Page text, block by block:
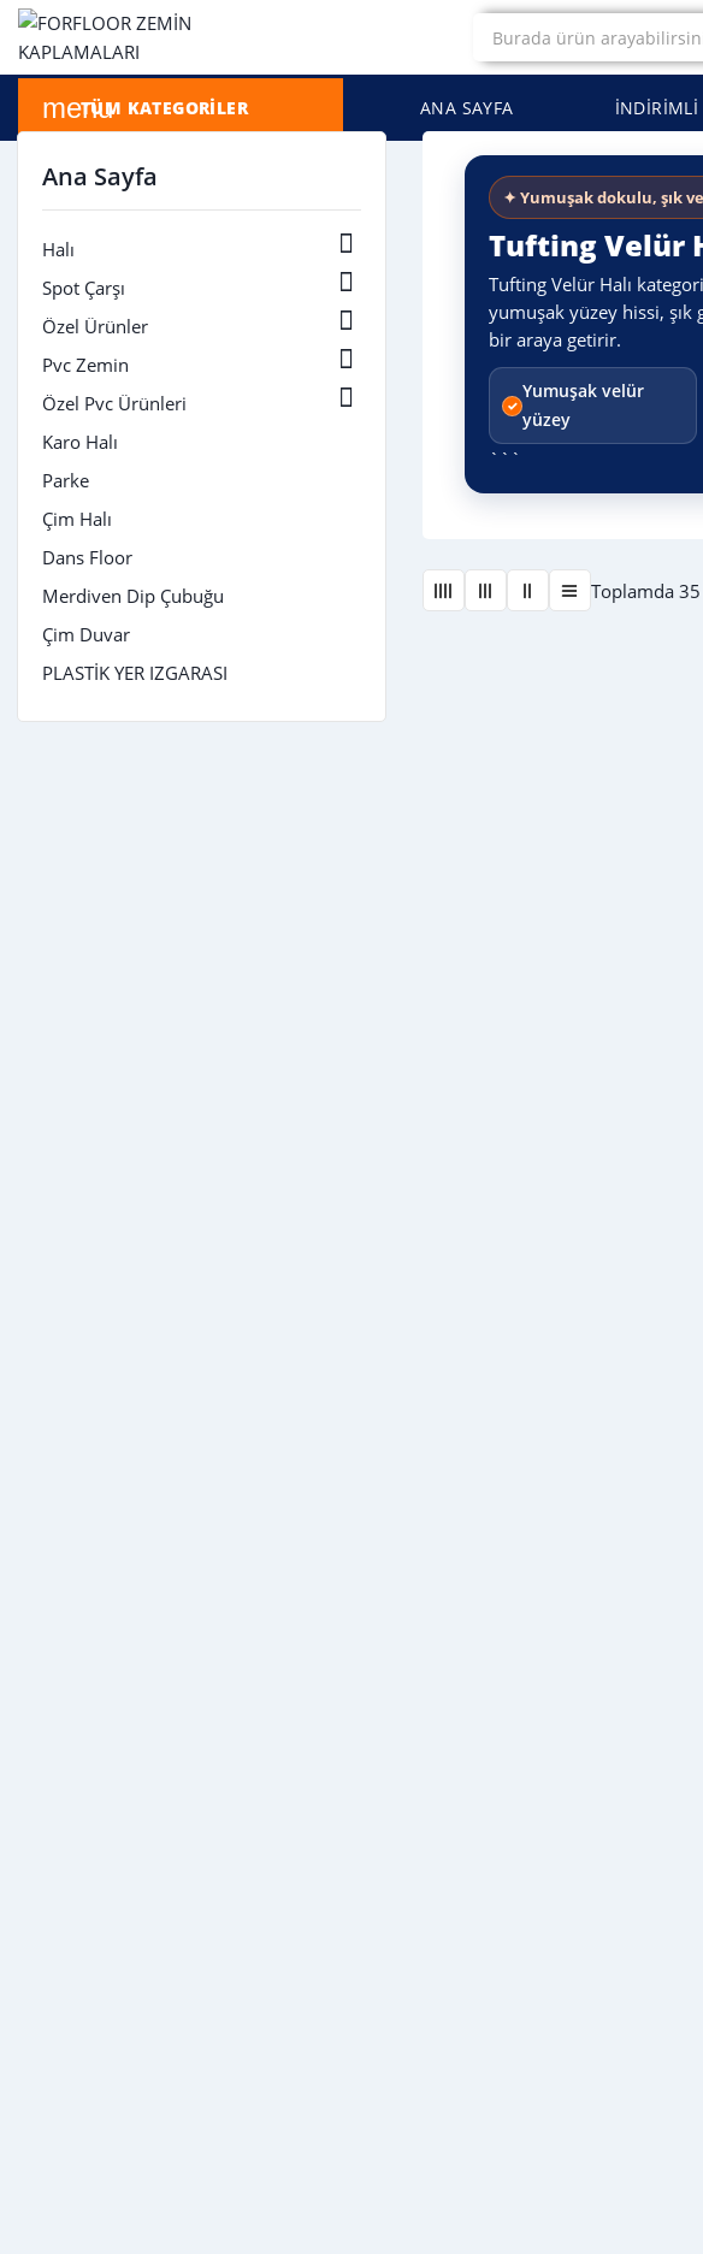
menuTÜM KATEGORILER ANA SAYFA İNDIRIMLI
Ana Sayfa
Halı 
Spot Çarşı 
Özel Ürünler 
Pvc Zemin 
Özel Pvc Ürünleri 
Karo Halı
Parke
Çim Halı
Dans Floor
Merdiven Dip Çubuğu
Çim Duvar
PLASTİK YER IZGARASI
✦ Yumuşak dokulu, şık
Tufting Velür
Tufting Velür Halı
yumuşak yüzey hissi,
bir araya getirir.
Yumuşak velür
yüzey
```
Toplamda